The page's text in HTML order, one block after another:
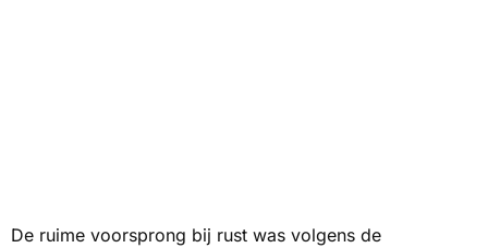
De ruime voorsprong bij rust was volgens de